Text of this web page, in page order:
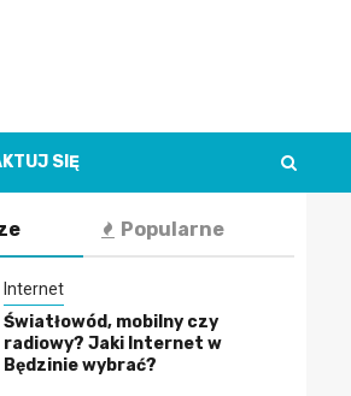
SIĘ
Popularne
Internet
Światłowód, mobilny czy
radiowy? Jaki Internet w
Będzinie wybrać?